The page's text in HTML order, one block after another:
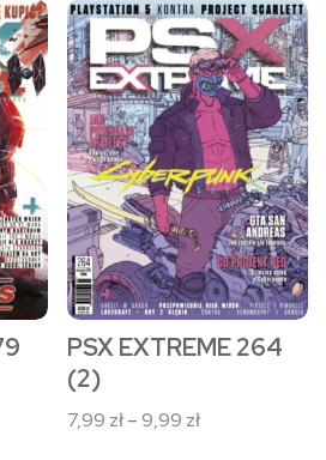
Ten
produkt
ma
wiele
wariantów.
Opcje
można
wybrać
na
stronie
produktu
PSX EXTREME 264
(2)
7,99 zł– 9,99 złZakres